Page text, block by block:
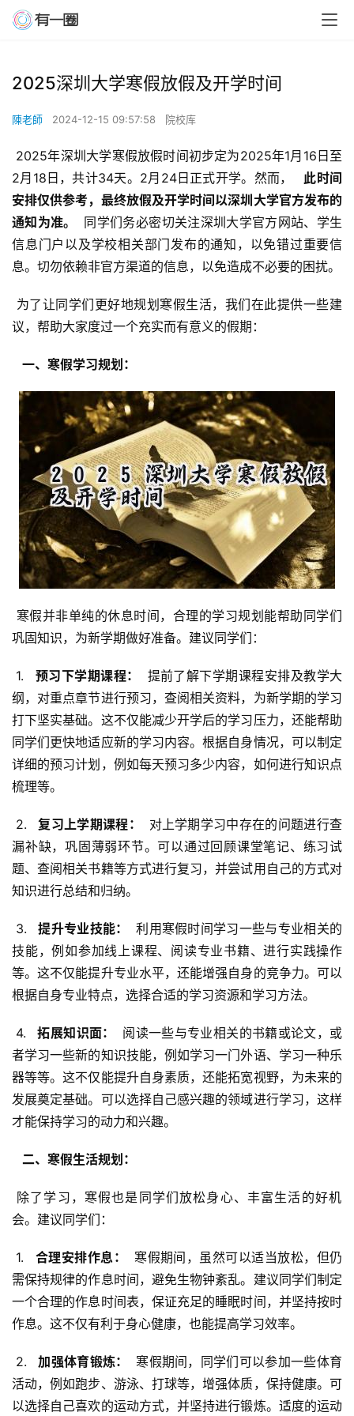
2025深圳大学寒假放假及开学时间
陳老師 2024-12-15 09:57:58 院校库
2月18日，共计34天。2月24日正式开学。然而，
  此时间
安排仅供参考，最终放假及开学时间以深圳大学官方发布的
通知为准。
同学们务必密切关注深圳大学官方网站、学生
信息门户以及学校相关部门发布的通知，以免错过重要信
息。切勿依赖非官方渠道的信息，以免造成不必要的困扰。
议，帮助大家度过一个充实而有意义的假期：
  一、寒假学习规划：
巩固知识，为新学期做好准备。建议同学们：
1.
  预习下学期课程：
提前了解下学期课程安排及教学大
纲，对重点章节进行预习，查阅相关资料，为新学期的学习
打下坚实基础。这不仅能减少开学后的学习压力，还能帮助
同学们更快地适应新的学习内容。根据自身情况，可以制定
详细的预习计划，例如每天预习多少内容，如何进行知识点
梳理等。
2.
  复习上学期课程：
对上学期学习中存在的问题进行查
漏补缺，巩固薄弱环节。可以通过回顾课堂笔记、练习试
题、查阅相关书籍等方式进行复习，并尝试用自己的方式对
知识进行总结和归纳。
3.
  提升专业技能：
利用寒假时间学习一些与专业相关的
技能，例如参加线上课程、阅读专业书籍、进行实践操作
等。这不仅能提升专业水平，还能增强自身的竞争力。可以
根据自身专业特点，选择合适的学习资源和学习方法。
4.
  拓展知识面：
阅读一些与专业相关的书籍或论文，或
者学习一些新的知识技能，例如学习一门外语、学习一种乐
器等等。这不仅能提升自身素质，还能拓宽视野，为未来的
发展奠定基础。可以选择自己感兴趣的领域进行学习，这样
才能保持学习的动力和兴趣。
  二、寒假生活规划：
会。建议同学们：
1.
  合理安排作息：
寒假期间，虽然可以适当放松，但仍
需保持规律的作息时间，避免生物钟紊乱。建议同学们制定
一个合理的作息时间表，保证充足的睡眠时间，并坚持按时
作息。这不仅有利于身心健康，也能提高学习效率。
2.
  加强体育锻炼：
寒假期间，同学们可以参加一些体育
活动，例如跑步、游泳、打球等，增强体质，保持健康。可
以选择自己喜欢的运动方式，并坚持进行锻炼。适度的运动